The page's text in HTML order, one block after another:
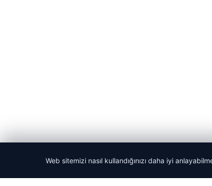
© 2026 Gündem Haberleri – Güncel Haberler
Web sitemizi nasıl kullandığınızı daha iyi